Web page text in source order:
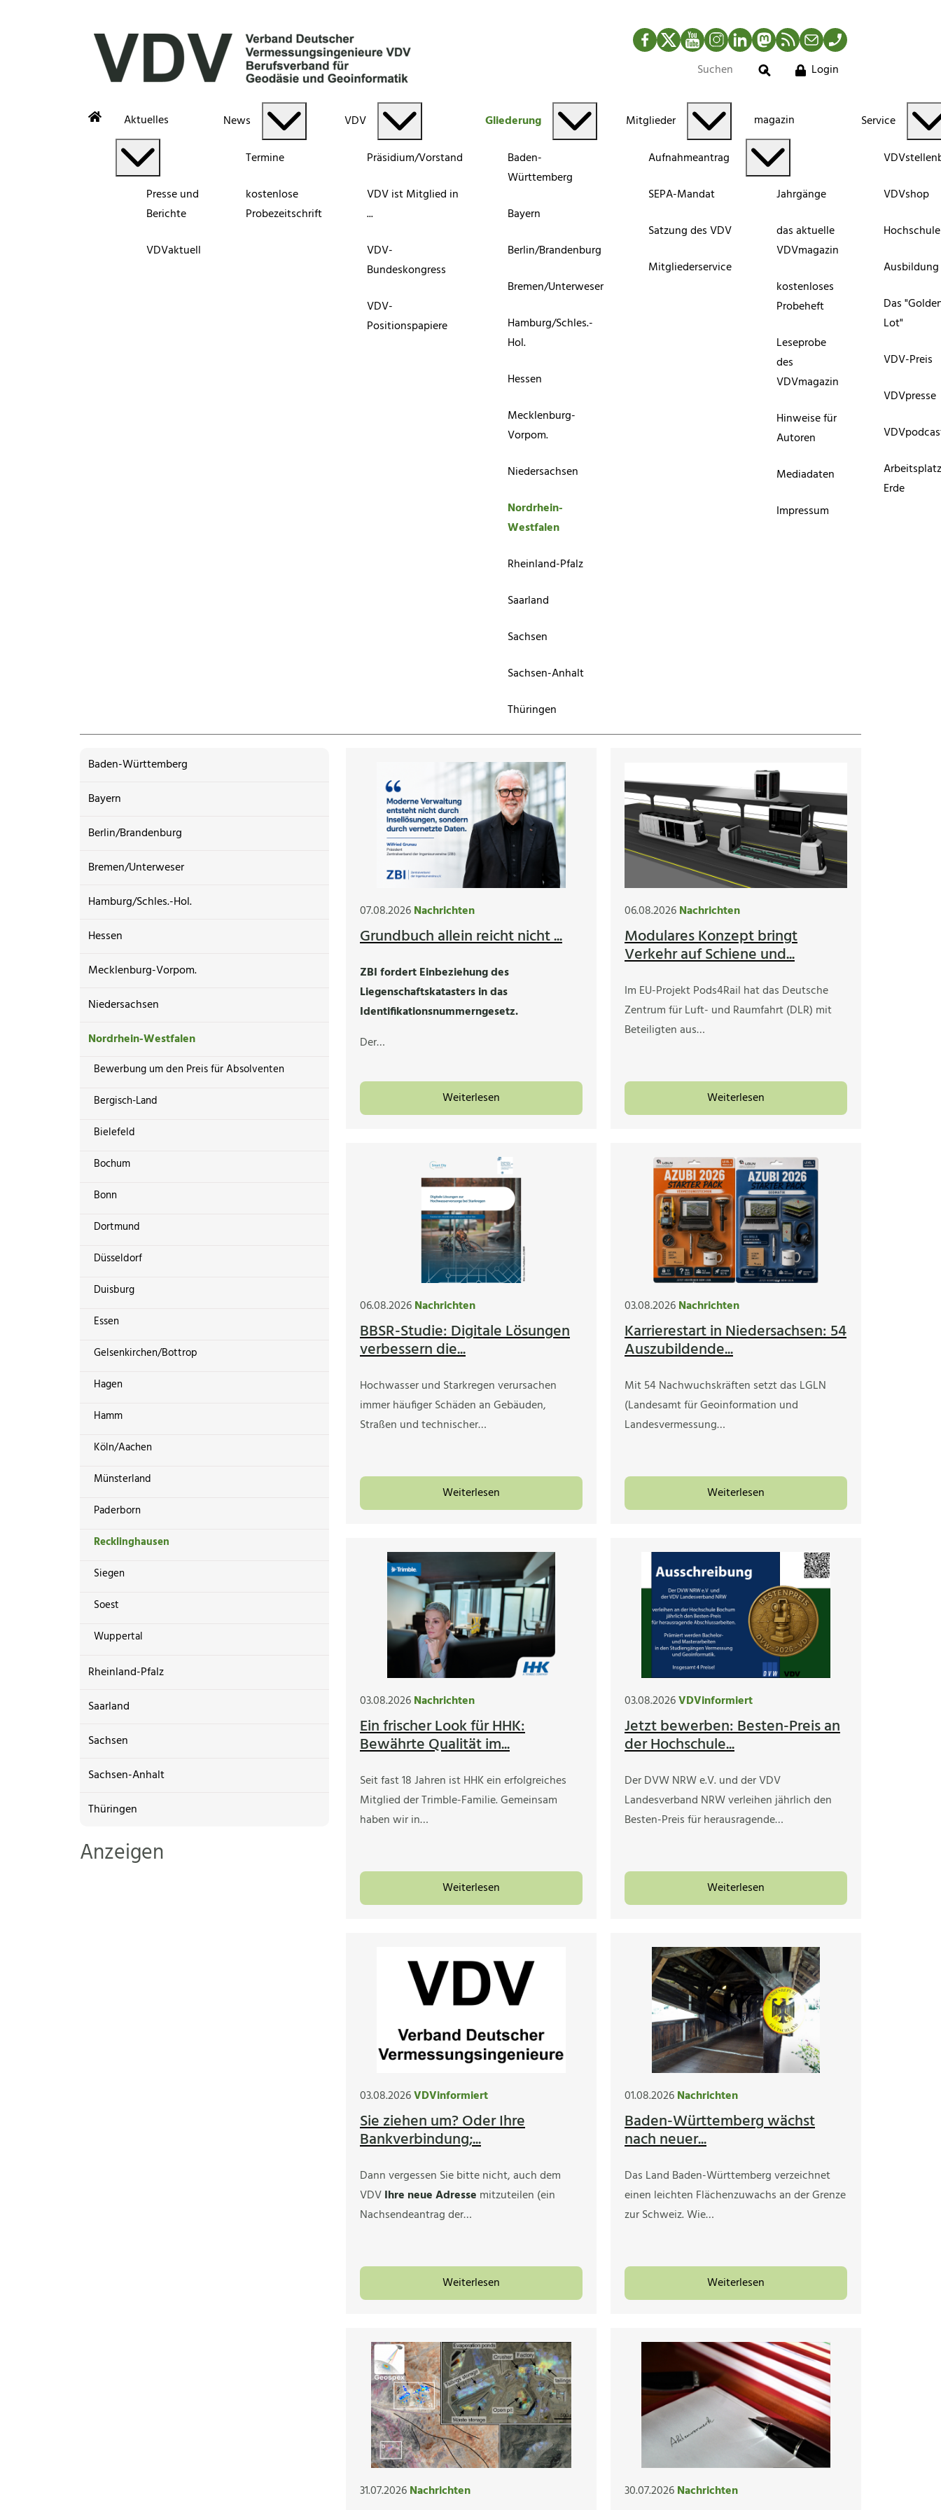
Facebook
TwitterYouTubeInstagram
LinkedInMastodonRSS-Newsfeed
MailTelefon
Suche
Login
Aktuelles
Presse und
Berichte
VDVaktuell
News
Termine
kostenlose
Probezeitschrift
VDV
Präsidium/Vorstand
VDV ist Mitglied in
...
VDV-
Bundeskongress
VDV-
Positionspapiere
Gliederung
Baden-
Württemberg
Bayern
Berlin/Brandenburg
Bremen/Unterweser
Hamburg/Schles.-
Hol.
Hessen
Mecklenburg-
Vorpom.
Niedersachsen
Nordrhein-
Westfalen
Rheinland-Pfalz
Saarland
Sachsen
Sachsen-Anhalt
Thüringen
Mitglieder
Aufnahmeantrag
SEPA-Mandat
Satzung des VDV
Mitgliederservice
magazin
Jahrgänge
das aktuelle
VDVmagazin
kostenloses
Probeheft
Leseprobe
des
VDVmagazin
Hinweise für
Autoren
Mediadaten
Impressum
Service
VDVshop
Ausbildung
Das
Lot"
VDV-Preis
VDVpresse
Erde
Baden-Württemberg
Bayern
Berlin/Brandenburg
Bremen/Unterweser
Hamburg/Schles.-Hol.
Hessen
Mecklenburg-Vorpom.
Niedersachsen
Nordrhein-Westfalen
Bewerbung um den Preis für Absolventen
Bergisch-Land
Bielefeld
Bochum
Bonn
Dortmund
Düsseldorf
Duisburg
Essen
Gelsenkirchen/Bottrop
Hagen
Hamm
Köln/Aachen
Münsterland
Paderborn
Recklinghausen
Siegen
Soest
Wuppertal
Rheinland-Pfalz
Saarland
Sachsen
Sachsen-Anhalt
Thüringen
Anzeigen
07.08.2026Nachrichten
Grundbuch allein reicht nicht ...
ZBI fordert Einbeziehung des
Liegenschaftskatasters in das
Identifikationsnummerngesetz.
Der…
Weiterlesen
06.08.2026Nachrichten
Modulares Konzept bringt
Verkehr auf Schiene und...
Im EU-Projekt Pods4Rail hat das Deutsche
Zentrum für Luft- und Raumfahrt (DLR) mit
Beteiligten aus…
Weiterlesen
06.08.2026Nachrichten
BBSR-Studie: Digitale Lösungen
verbessern die...
Hochwasser und Starkregen verursachen
immer häufiger Schäden an Gebäuden,
Straßen und technischer…
Weiterlesen
03.08.2026Nachrichten
Karrierestart in Niedersachsen: 54
Auszubildende...
Mit 54 Nachwuchskräften setzt das LGLN
(Landesamt für Geoinformation und
Landesvermessung…
Weiterlesen
03.08.2026Nachrichten
Ein frischer Look für HHK:
Bewährte Qualität im...
Seit fast 18 Jahren ist HHK ein erfolgreiches
Mitglied der Trimble-Familie. Gemeinsam
haben wir in…
Weiterlesen
03.08.2026VDVinformiert
Jetzt bewerben: Besten-Preis an
der Hochschule...
Der DVW NRW e.V. und der VDV
Landesverband NRW verleihen jährlich den
Besten-Preis für herausragende…
Weiterlesen
03.08.2026VDVinformiert
Sie ziehen um? Oder Ihre
Bankverbindung;...
Dann vergessen Sie bitte nicht, auch dem
VDVIhre neue Adresse mitzuteilen (ein
Nachsendeantrag der…
Weiterlesen
01.08.2026Nachrichten
Baden-Württemberg wächst
nach neuer...
Das Land Baden-Württemberg verzeichnet
einen leichten Flächenzuwachs an der Grenze
zur Schweiz. Wie…
Weiterlesen
31.07.2026Nachrichten 30.07.2026Nachrichten